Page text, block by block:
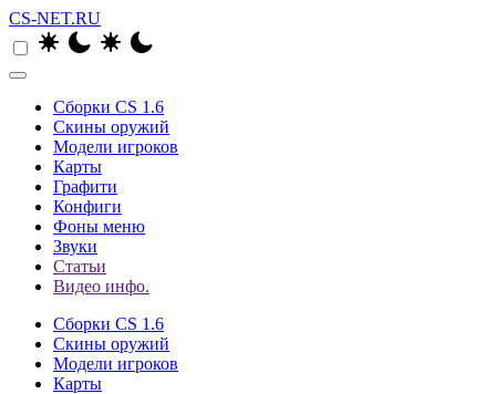
CS-NET.RU
Сборки CS 1.6
Скины оружий
Модели игроков
Карты
Графити
Конфиги
Фоны меню
Звуки
Статьи
Видео инфо.
Сборки CS 1.6
Скины оружий
Модели игроков
Карты